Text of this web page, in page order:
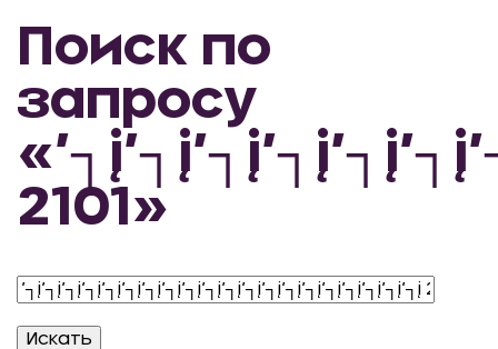
Поиск по
запросу
2101»